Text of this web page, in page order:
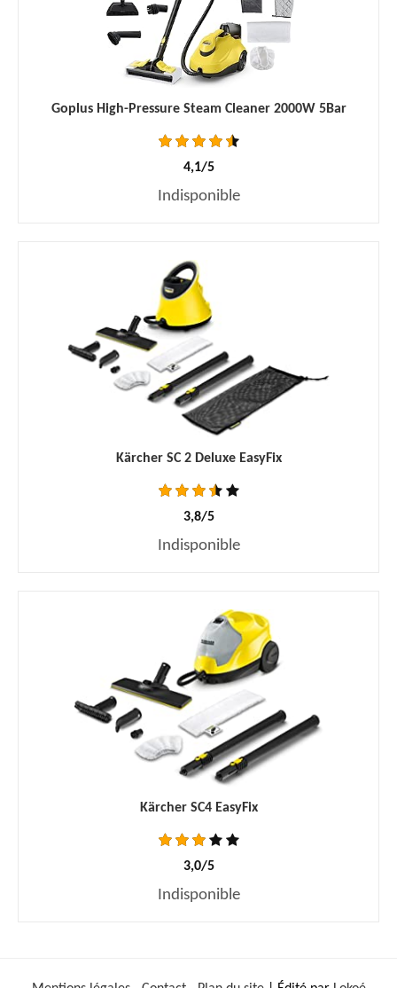
Goplus High-Pressure Steam Cleaner 2000W 5Bar
4,1/5
Indisponible
Kärcher SC 2 Deluxe EasyFix
3,8/5
Indisponible
Kärcher SC4 EasyFix
3,0/5
Indisponible